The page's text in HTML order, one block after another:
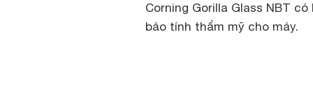
Corning Gorilla Glass NBT
bảo tính thẩm mỹ cho máy.